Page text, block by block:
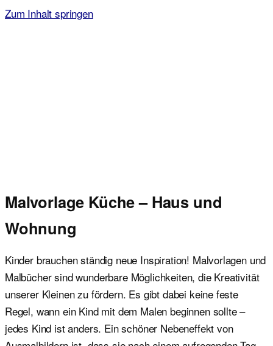
Zum Inhalt springen
Malvorlage Küche – Haus und
Wohnung
Kinder brauchen ständig neue Inspiration! Malvorlagen und
Malbücher sind wunderbare Möglichkeiten, die Kreativität
unserer Kleinen zu fördern. Es gibt dabei keine feste
Regel, wann ein Kind mit dem Malen beginnen sollte –
jedes Kind ist anders. Ein schöner Nebeneffekt von